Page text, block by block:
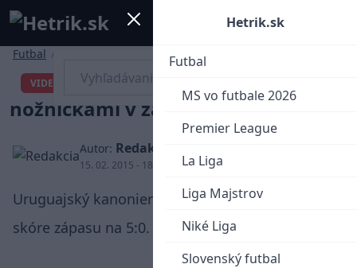
Mobile menu
Hetrik.sk
Futbal
MS vo futbale 2026
Premier League
La Liga
Liga Majstrov
Niké Liga
Slovenský futbal
Futbal /
VIDEO
Luis Suárez a jeho gól
nožničkami v zápase s Levante
Autor: Redakcia
15. 02. 2015 - 18:02
Uruguajský kanonier takto fantasticky uzatváral
skóre zápasu na 5:0.